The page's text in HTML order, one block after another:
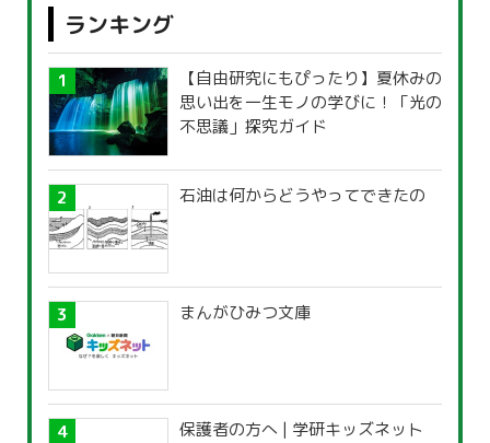
ランキング
【自由研究にもぴったり】夏休みの
思い出を一生モノの学びに！「光の
不思議」探究ガイド
石油は何からどうやってできたの
まんがひみつ文庫
保護者の方へ | 学研キッズネット